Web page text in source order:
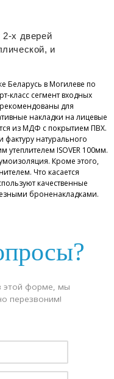
2-х дверей
и
Беларусь в Могилеве по
класс сегмент входных
для
накладки на лицевые
из МДФ с покрытием ПВХ.
фактуру натурального
утеплителем ISOVER 100мм.
Кроме этого,
Что касается
качественные
броненакладками.
этой форме, мы
перезвоним!